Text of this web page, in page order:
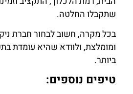
שתקבלו החלטה.
בכל מקרה, חשוב לבחור חברת
ומומלצת, ולוודא שהיא עומדת
ביותר.
טיפים נוספים: